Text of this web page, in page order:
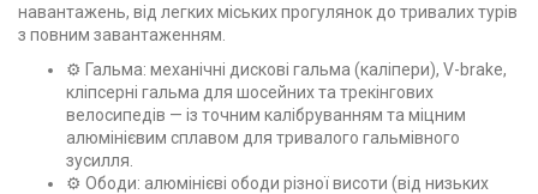
навантажень, від легких міських прогулянок до тривалих турів
з повним завантаженням.
⚙️ Гальма: механічні дискові гальма (каліпери), V-brake,
кліпсерні гальма для шосейних та трекінгових
велосипедів — із точним калібруванням та міцним
алюмінієвим сплавом для тривалого гальмівного
зусилля.
⚙️ Ободи: алюмінієві ободи різної висоти (від низьких